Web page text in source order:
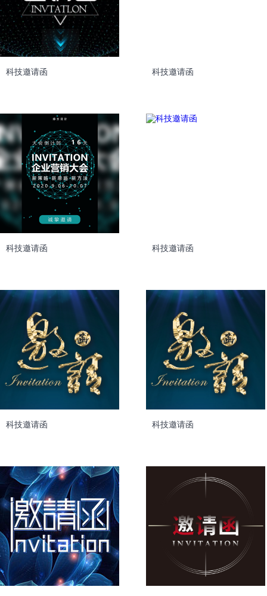
科技邀请函 科技邀请函
科技邀请函 科技邀请函
科技邀请函 科技邀请函